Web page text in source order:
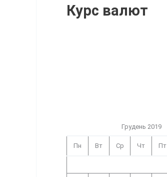
Курс валют
Грудень 2019
Пн Вт Ср Чт Пт